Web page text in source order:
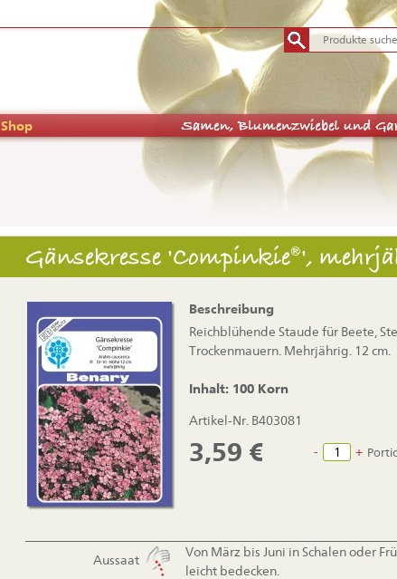
Shop
Gänsekresse 'Compinkie®',
Beschreibung
Reichblühende Staude für Beete,
Trockenmauern. Mehrjährig. 12 cm.
Inhalt: 100 Korn
Artikel-Nr. B403081
3,59 € - +
Aussaat
Von März bis Juni in Schalen oder
leicht bedecken.